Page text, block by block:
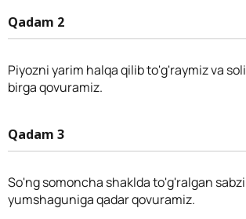
Qadam 2
Piyozni yarim halqa qilib to'g'raymiz va
birga qovuramiz.
Qadam 3
So'ng somoncha shaklda to'g'ralgan
yumshaguniga qadar qovuramiz.